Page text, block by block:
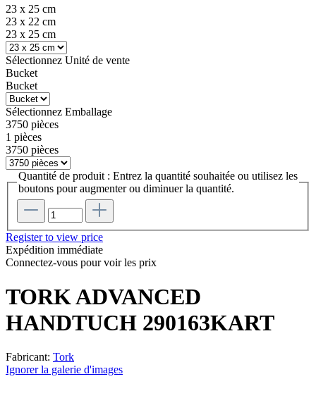
23 x 25 cm
23 x 22 cm
23 x 25 cm
Sélectionnez Unité de vente
Bucket
Bucket
Sélectionnez Emballage
3750 pièces
1 pièces
3750 pièces
Quantité de produit : Entrez la quantité souhaitée ou utilisez les
boutons pour augmenter ou diminuer la quantité.
Register to view price
Expédition immédiate
Connectez-vous pour voir les prix
TORK ADVANCED
HANDTUCH 290163KART
Fabricant: Tork
Ignorer la galerie d'images